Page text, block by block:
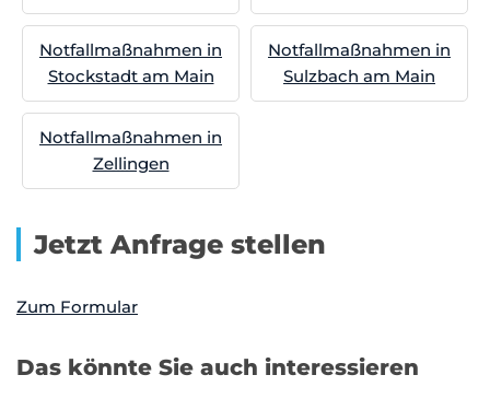
Notfallmaßnahmen in
Stockstadt am Main
Notfallmaßnahmen in
Sulzbach am Main
Notfallmaßnahmen in
Zellingen
Jetzt Anfrage stellen
Zum Formular
Das könnte Sie auch interessieren